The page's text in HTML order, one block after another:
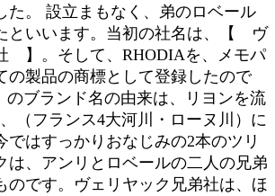
た。 設立まもなく、弟のロベール
といいます。当初の社名は、【 ヴ
】。そして、RHODIAを、メモパ
の製品の商標として登録したので
のブランド名の由来は、リヨンを流
（フランス4大河川・ローヌ川）に
ではすっかりおなじみの2本のツリ
は、アンリとロベールの二人の兄弟
のです。ヴェリヤック兄弟社は、ほ